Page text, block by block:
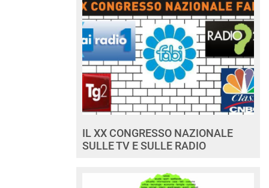
IL XX CONGRESSO NAZIONALE
SULLE TV E SULLE RADIO